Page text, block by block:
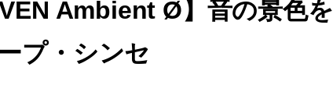
Ambient Ø】音の景色を
プ・シンセ